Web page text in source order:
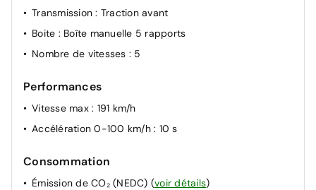
Transmission: Traction avant
Boite : Boîte manuelle 5 rapports
Nombre de vitesses : 5
Performances
Vitesse max : 191 km/h
Accélération 0-100 km/h : 10 s
Consommation
Émission de CO₂ (NEDC) (voir détails)